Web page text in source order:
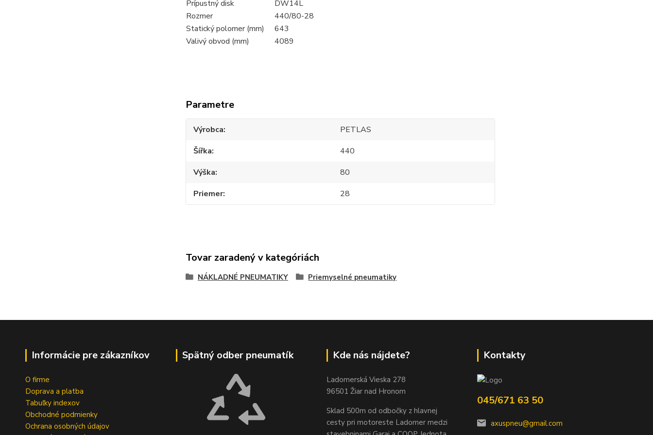
Prípustný disk
DW14L
Rozmer
440/80-28
Statický polomer (mm)
643
Valivý obvod (mm)
4089
Parametre
Výrobca
PETLAS
Šířka
440
Výška
80
Priemer
28
Tovar zaradený v kategóriách
NÁKLADNÉ PNEUMATIKY Priemyselné pneumatiky
Informácie pre zákazníkov
O firme
Doprava a platba
Tabuľky indexov
Obchodné podmienky
Ochrana osobných údajov
Spätný odber pneumatík Kde nás nájdete?
Ladomerská Vieska 278
96501 Žiar nad Hronom
Sklad 500m od odbočky z hlavnej
cesty pri motoreste Ladomer medzi
Kontakty
045/671 63 50
axuspneu@gmail.com